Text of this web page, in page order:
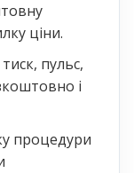
ціни.
пульс,
і
процедури